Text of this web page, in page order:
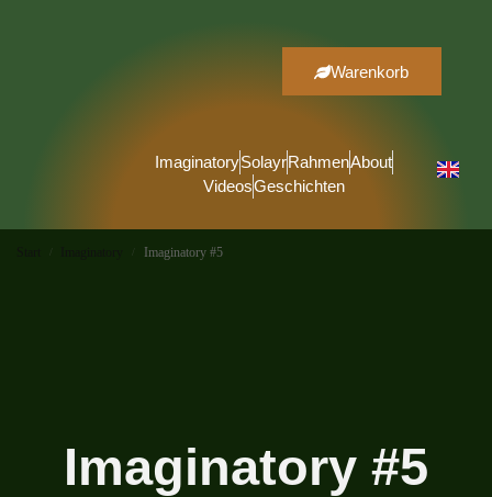
ImaginatorySolayrRahmenAbout
VideosGeschichten
Warenkorb
Imaginatory #5
Imaginatory #5